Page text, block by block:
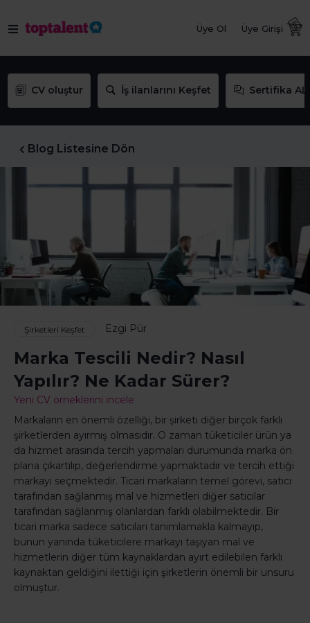
Üye Ol Üye Girişi
CV oluştur İş ilanlarını Keşfet Sertifika AL
Blog Listesine Dön
Şirketleri Keşfet Ezgi Pür
Marka Tescili Nedir? Nasıl
Yapılır? Ne Kadar Sürer?
Yeni CV örneklerini incele
Markaların en önemli özelliği, bir şirketi diğer birçok farklı
şirketlerden ayırmış olmasıdır. O zaman tüketiciler ürün ya
da hizmet arasında tercih yapmaları durumunda marka ön
plana çıkartılıp, değerlendirme yapmaktadır ve tercih ettiği
markayı seçmektedir. Ticari markaların temel görevi, satıcı
tarafından sağlanmış mal ve hizmetleri diğer satıcılar
tarafından sağlanmış olanlardan farklı olabilmektedir. Bir
ticari marka sadece satıcıları tanımlamakla kalmayıp,
bunun yanında tüketicilere markayı taşıyan mal ve
hizmetlerin diğer tüm kaynaklardan ayırt edilebilen farklı
kaynaktan geldiğini ilettiği için şirketlerin önemli bir unsuru
olmuştur.